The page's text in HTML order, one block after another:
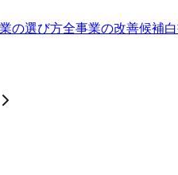
の選び方全事業の改善候補